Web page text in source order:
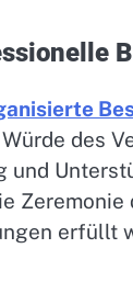
des
und
erfüllt